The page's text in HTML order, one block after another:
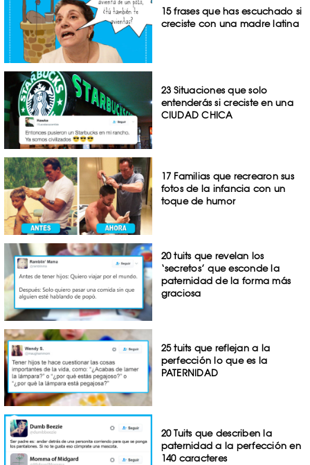
15 frases que has escuchado si
creciste con una madre latina
23 Situaciones que solo
entenderás si creciste en una
CIUDAD CHICA
17 Familias que recrearon sus
fotos de la infancia con un
toque de humor
20 tuits que revelan los
‘secretos’ que esconde la
paternidad de la forma más
graciosa
25 tuits que reflejan a la
perfección lo que es la
PATERNIDAD
20 Tuits que describen la
paternidad a la perfección en
140 caracteres